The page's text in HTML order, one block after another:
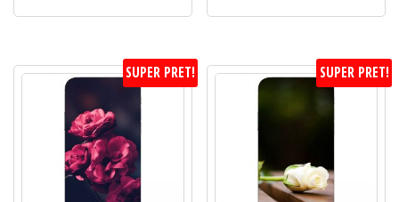
SUPER PRET! SUPER PRET!